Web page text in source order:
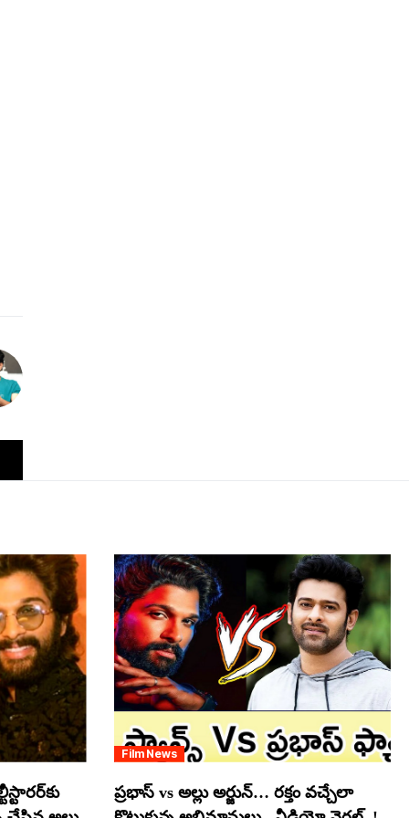
Film News
ప్రభాస్ vs అల్లు అర్జున్… రక్తం వచ్చేలా